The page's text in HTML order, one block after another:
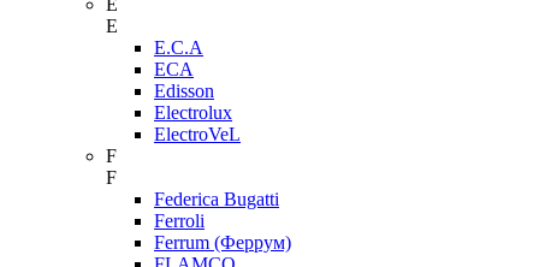
E
E
E.C.A
ECA
Edisson
Electrolux
ElectroVeL
F
F
Federica Bugatti
Ferroli
Ferrum (Феррум)